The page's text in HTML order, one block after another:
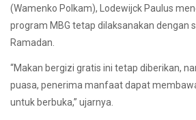
(Wamenko Polkam), Lodewijck Paulus
program MBG tetap dilaksanakan dengan
Ramadan.
“Makan bergizi gratis ini tetap diberikan,
puasa, penerima manfaat dapat
untuk berbuka,” ujarnya.